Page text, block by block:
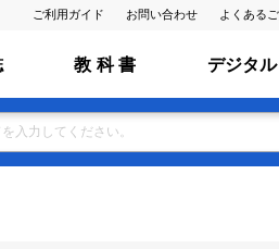
ご利用ガイド お問い合わせ よくある
教 科 書 デジタ